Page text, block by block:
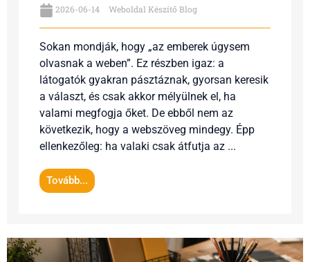
2026-06-14 Weboldal Készítő Blog
Sokan mondják, hogy „az emberek úgysem
olvasnak a weben”. Ez részben igaz: a
látogatók gyakran pásztáznak, gyorsan keresik
a választ, és csak akkor mélyülnek el, ha
valami megfogja őket. De ebből nem az
következik, hogy a webszöveg mindegy. Épp
ellenkezőleg: ha valaki csak átfutja az ...
Tovább...